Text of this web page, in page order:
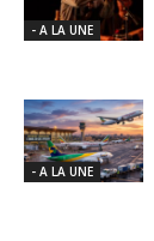
- A LA UNE
- A LA UNE